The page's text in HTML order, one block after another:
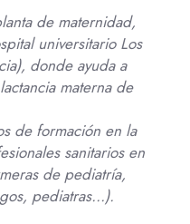
de maternidad,
universitario Los
donde ayuda a
materna de
de formación en la
sanitarios en
de pediatría,
pediatras...).